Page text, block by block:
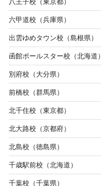
六甲道校（兵庫県）
出雲ゆめタウン校（島根県）
函館ポールスター校（北海道）
別府校（大分県）
前橋校（群馬県）
北千住校（東京都）
北大路校（京都府）
北島校（徳島県）
千歳駅前校（北海道）
千葉校（千葉県）